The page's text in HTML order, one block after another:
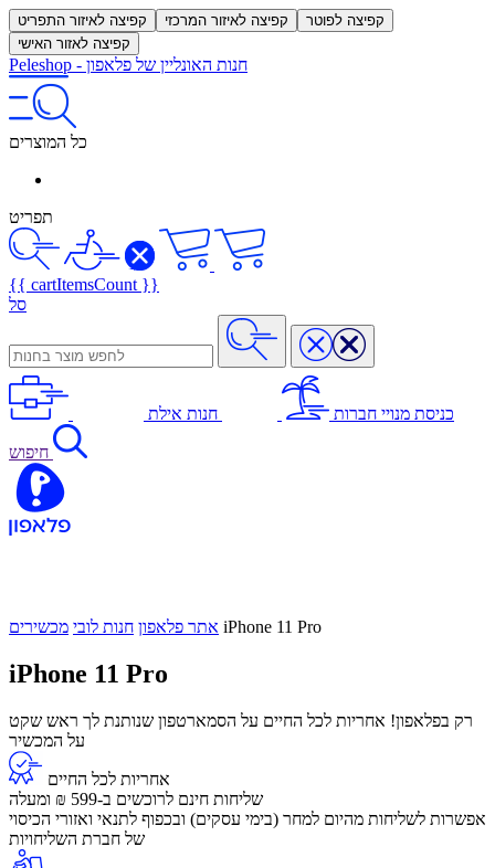
קפיצה לאיזור התפריט קפיצה לאיזור המרכזי
קפיצה לפוטר
קפיצה לאזור האישי
Peleshop - חנות האונליין של פלאפון
כל המוצרים
תפריט
{{ cartItemsCount }}
סל
כניסת מנויי חברות חנות אילת
חיפוש
אתר פלאפון חנות לובי מכשירים iPhone 11 Pro
iPhone 11 Pro
רק בפלאפון! אחריות לכל החיים על הסמארטפון שנותנת לך ראש שקט
על המכשיר
אחריות לכל החיים
שליחות חינם לרוכשים ב-599 ₪ ומעלה
​אפשרות לשליחות מהיום למחר (בימי עסקים) ובכפוף לתנאי ואזורי הכיסוי
של חברת השליחויות